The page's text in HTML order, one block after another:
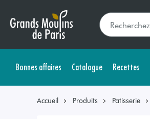
Bonnes affaires Catalogue Recettes
Accueil Produits Patisserie